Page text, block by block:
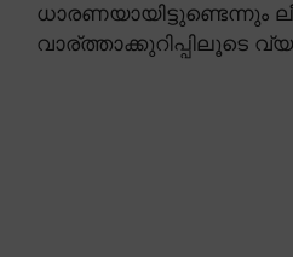
ധാരണയായിട്ടുണ്ടെന്നും
വാര്ത്താക്കുറിപ്പിലൂടെ